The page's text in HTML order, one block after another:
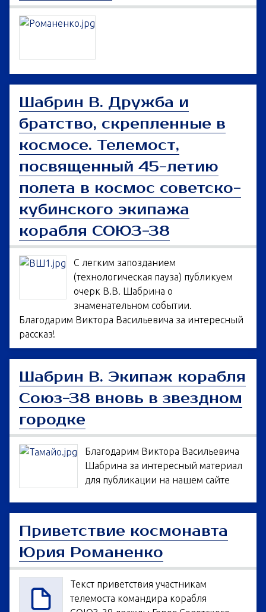
Шабрин В. Дружба и
братство, скрепленные в
космосе. Телемост,
посвященный 45-летию
полета в космос советско-
кубинского экипажа
корабля СОЮЗ-38
С легким запозданием
(технологическая пауза) публикуем
очерк В.В. Шабрина о
знаменательном событии.
Благодарим Виктора Васильевича за интересный
рассказ!
Шабрин В. Экипаж корабля
Союз-38 вновь в звездном
городке
Благодарим Виктора Васильевича
Шабрина за интересный материал
для публикации на нашем сайте
Приветствие космонавта
Юрия Романенко
Текст приветствия участникам
телемоста командира корабля